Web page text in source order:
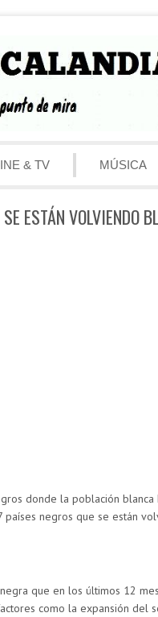
& TV MÚSICA
ESTÁN VOLVIENDO
donde la población
negros que se están
que en los últimos 12
como la expansión del